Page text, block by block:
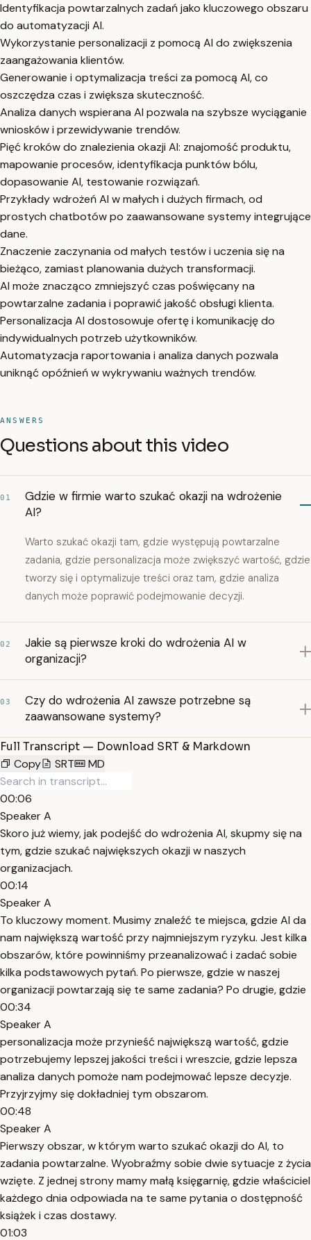
Identyfikacja powtarzalnych zadań jako kluczowego obszaru
do automatyzacji AI.
Wykorzystanie personalizacji z pomocą AI do zwiększenia
zaangażowania klientów.
Generowanie i optymalizacja treści za pomocą AI, co
oszczędza czas i zwiększa skuteczność.
Analiza danych wspierana AI pozwala na szybsze wyciąganie
wniosków i przewidywanie trendów.
Pięć kroków do znalezienia okazji AI: znajomość produktu,
mapowanie procesów, identyfikacja punktów bólu,
dopasowanie AI, testowanie rozwiązań.
Przykłady wdrożeń AI w małych i dużych firmach, od
prostych chatbotów po zaawansowane systemy integrujące
dane.
Znaczenie zaczynania od małych testów i uczenia się na
bieżąco, zamiast planowania dużych transformacji.
AI może znacząco zmniejszyć czas poświęcany na
powtarzalne zadania i poprawić jakość obsługi klienta.
Personalizacja AI dostosowuje ofertę i komunikację do
indywidualnych potrzeb użytkowników.
Automatyzacja raportowania i analiza danych pozwala
uniknąć opóźnień w wykrywaniu ważnych trendów.
ANSWERS
Questions about this video
01
Gdzie w firmie warto szukać okazji na wdrożenie
AI?
Warto szukać okazji tam, gdzie występują powtarzalne
zadania, gdzie personalizacja może zwiększyć wartość, gdzie
tworzy się i optymalizuje treści oraz tam, gdzie analiza
danych może poprawić podejmowanie decyzji.
02
Jakie są pierwsze kroki do wdrożenia AI w
organizacji?
03
Czy do wdrożenia AI zawsze potrzebne są
zaawansowane systemy?
Full Transcript — Download SRT & Markdown
Copy
SRT MD
00:06
Speaker A
Skoro już wiemy, jak podejść do wdrożenia AI, skupmy się na
tym, gdzie szukać największych okazji w naszych
organizacjach.
00:14
Speaker A
To kluczowy moment. Musimy znaleźć te miejsca, gdzie AI da
nam największą wartość przy najmniejszym ryzyku. Jest kilka
obszarów, które powinniśmy przeanalizować i zadać sobie
kilka podstawowych pytań. Po pierwsze, gdzie w naszej
organizacji powtarzają się te same zadania? Po drugie, gdzie
00:34
Speaker A
personalizacja może przynieść największą wartość, gdzie
potrzebujemy lepszej jakości treści i wreszcie, gdzie lepsza
analiza danych pomoże nam podejmować lepsze decyzje.
Przyjrzyjmy się dokładniej tym obszarom.
00:48
Speaker A
Pierwszy obszar, w którym warto szukać okazji do AI, to
zadania powtarzalne. Wyobraźmy sobie dwie sytuacje z życia
wzięte. Z jednej strony mamy małą księgarnię, gdzie właściciel
każdego dnia odpowiada na te same pytania o dostępność
książek i czas dostawy.
01:03